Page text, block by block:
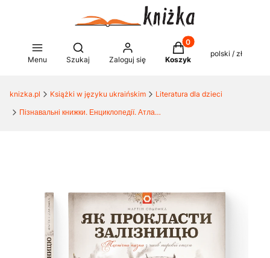
Menu
Otwórz wyszukiwarkę
Szukaj Zaloguj się
Produkty w koszyku:
Koszyk
polski / zł
knizka.pl Książki w języku ukraińskim
Literatura dla dzieci
Пізнавальні книжки. Енциклопедії. Атласи дітям